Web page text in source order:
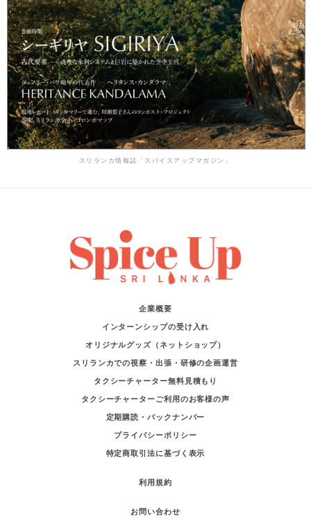
スリランカ情報誌「スパイスアップマガジン」
企業概要
インターンシップの受け入れ
オリジナルグッズ（ネットショップ）
スリランカでの視察・出張・研修の企画運営
タクシーチャーター無料見積もり
タクシーチャーターご利用のお客様の声
定期購読・バックナンバー
プライバシーポリシー
特定商取引法に基づく表示
利用規約
お問い合わせ